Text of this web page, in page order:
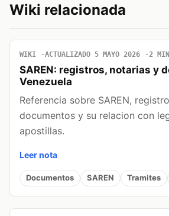
Wiki relacionada
WIKI ACTUALIZADO 5 MAYO 2026 2
SAREN: registros, notarias y
Venezuela
Referencia sobre SAREN,
documentos y su relacion con
apostillas.
Leer nota
Documentos SAREN Tramites